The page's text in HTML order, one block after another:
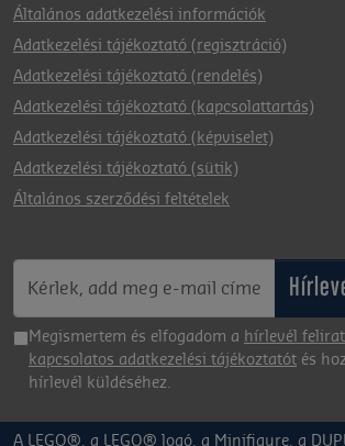
Általános adatkezelési információk
Adatkezelési tájékoztató (regisztráció)
Adatkezelési tájékoztató (rendelés)
Adatkezelési tájékoztató (kapcsolattartás)
Adatkezelési tájékoztató (képviselet)
Adatkezelési tájékoztató (sütik)
Általános szerződési feltételek
Megismertem és elfogadom a hírlevél
kapcsolatos adatkezelési tájékoztatót és
hírlevél küldéséhez.
A LEGO®, a LEGO® logó, a Minifigure, a